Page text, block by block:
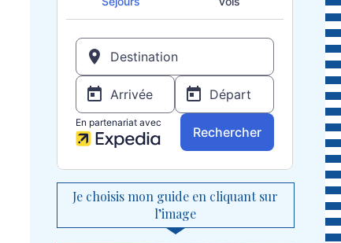
Je choisis mon guide en cliquant sur
l’image